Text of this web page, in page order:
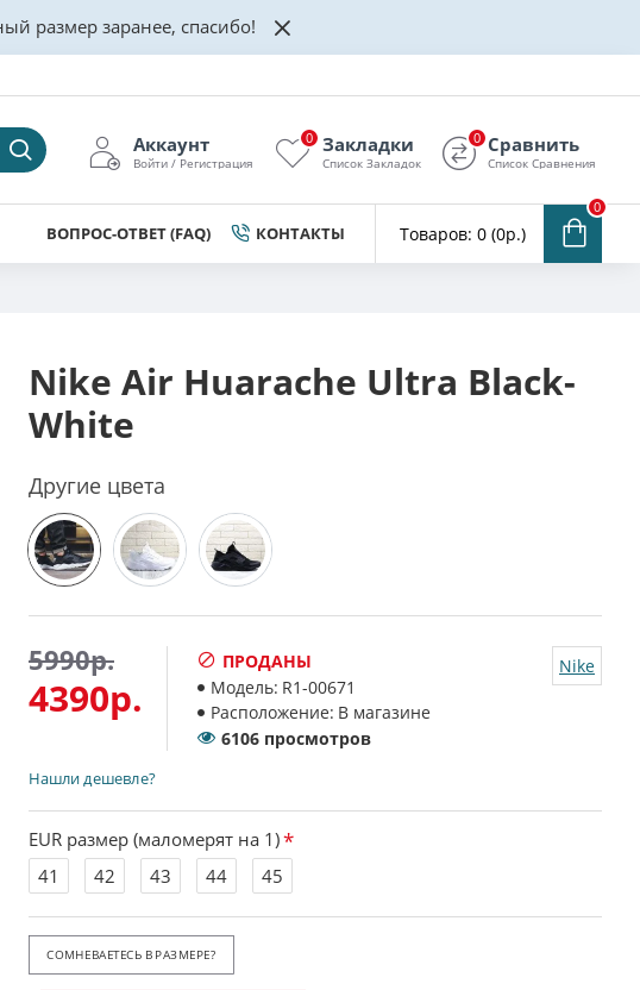
размер заранее, спасибо!
Аккаунт
Войти / Регистрация
Закладки
Список Закладок
0 Сравнить
Список Сравнения
0
ВОПРОС-ОТВЕТ (FAQ) КОНТАКТЫ Товаров: 0 (0р.)
0
Nike Air Huarache Ultra Black-
White
4390р.
5990р.
ПРОДАНЫ
Модель: R1-00671
Расположение: В магазине
Nike
6106 просмотров
Другие цвета
EUR размер (маломерят на 1)
41
42 43 44 45
Нашли дешевле?
СОМНЕВАЕТЕСЬ В РАЗМЕРЕ?